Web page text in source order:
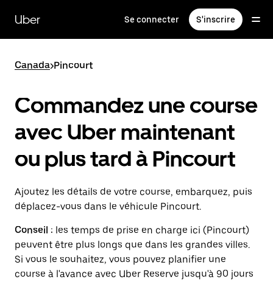
contenu
principal
Uber Se connecter S'inscrire
Canada>Pincourt
Commandez une course
avec Uber maintenant
ou plus tard à Pincourt
Ajoutez les détails de votre course, embarquez, puis
déplacez-vous dans le véhicule Pincourt.
Conseil : les temps de prise en charge ici (Pincourt)
peuvent être plus longs que dans les grandes villes.
Si vous le souhaitez, vous pouvez planifier une
course à l'avance avec Uber Reserve jusqu'à 90 jours